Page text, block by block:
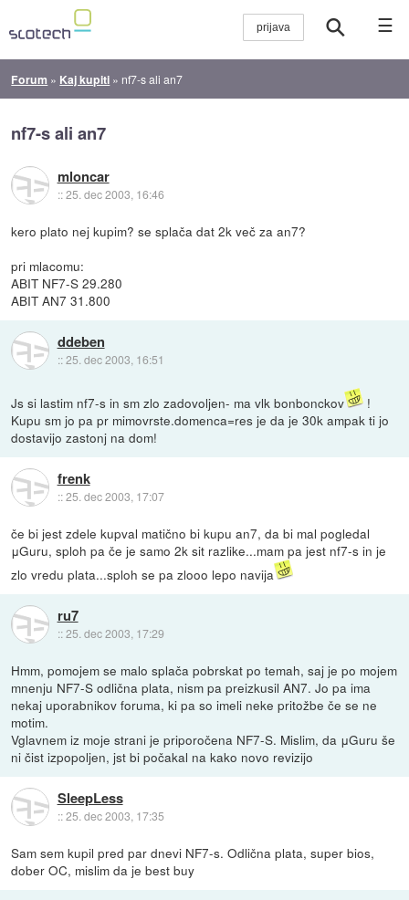
☰
Forum » Kaj kupiti » nf7-s ali an7
nf7-s ali an7
mloncar
::25. dec 2003, 16:46
kero plato nej kupim? se splača dat 2k več za an7?
pri mlacomu:
ABIT NF7-S 29.280
ABIT AN7 31.800
ddeben
::25. dec 2003, 16:51
Js si lastim nf7-s in sm zlo zadovoljen- ma vlk bonbonckov
!
Kupu sm jo pa pr mimovrste.domenca=res je da je 30k ampak ti jo
dostavijo zastonj na dom!
frenk
::25. dec 2003, 17:07
če bi jest zdele kupval matično bi kupu an7, da bi mal pogledal
μGuru, sploh pa če je samo 2k sit razlike...mam pa jest nf7-s in je
zlo vredu plata...sploh se pa zlooo lepo navija
ru7
::25. dec 2003, 17:29
Hmm, pomojem se malo splača pobrskat po temah, saj je po mojem
mnenju NF7-S odlična plata, nism pa preizkusil AN7. Jo pa ima
nekaj uporabnikov foruma, ki pa so imeli neke pritožbe če se ne
motim.
Vglavnem iz moje strani je priporočena NF7-S. Mislim, da μGuru še
ni čist izpopoljen, jst bi počakal na kako novo revizijo
SleepLess
::25. dec 2003, 17:35
Sam sem kupil pred par dnevi NF7-s. Odlična plata, super bios,
dober OC, mislim da je best buy